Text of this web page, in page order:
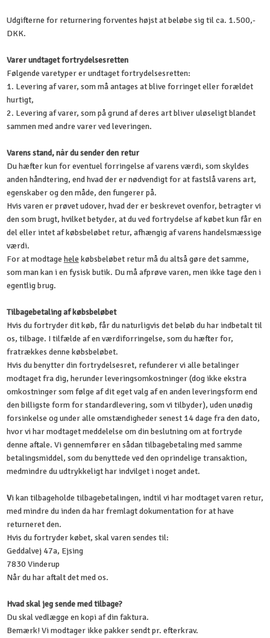
Udgifterne for returnering forventes højst at beløbe sig til ca. 1.500,-
DKK.
Varer undtaget fortrydelsesretten
Følgende varetyper er undtaget fortrydelsesretten:
1. Levering af varer, som må antages at blive forringet eller forældet
hurtigt,
2. Levering af varer, som på grund af deres art bliver uløseligt blandet
sammen med andre varer ved leveringen.
Varens stand, når du sender den retur
Du hæfter kun for eventuel forringelse af varens værdi, som skyldes
anden håndtering, end hvad der er nødvendigt for at fastslå varens art,
egenskaber og den måde, den fungerer på.
Hvis varen er prøvet udover, hvad der er beskrevet ovenfor, betragter vi
den som brugt, hvilket betyder, at du ved fortrydelse af købet kun får en
del eller intet af købsbeløbet retur, afhængig af varens handelsmæssige
værdi.
For at modtage hele købsbeløbet retur må du altså gøre det samme,
som man kan i en fysisk butik. Du må afprøve varen, men ikke tage den i
egentlig brug.
Tilbagebetaling af købsbeløbet
Hvis du fortryder dit køb, får du naturligvis det beløb du har indbetalt til
os, tilbage. I tilfælde af en værdiforringelse, som du hæfter for,
fratrækkes denne købsbeløbet.
Hvis du benytter din fortrydelsesret, refunderer vi alle betalinger
modtaget fra dig, herunder leveringsomkostninger (dog ikke ekstra
omkostninger som følge af dit eget valg af en anden leveringsform end
den billigste form for standardlevering, som vi tilbyder), uden unødig
forsinkelse og under alle omstændigheder senest 14 dage fra den dato,
hvor vi har modtaget meddelelse om din beslutning om at fortryde
denne aftale. Vi gennemfører en sådan tilbagebetaling med samme
betalingsmiddel, som du benyttede ved den oprindelige transaktion,
medmindre du udtrykkeligt har indvilget i noget andet.
Vi kan tilbageholde tilbagebetalingen, indtil vi har modtaget varen retur,
med mindre du inden da har fremlagt dokumentation for at have
returneret den.
Hvis du fortryder købet, skal varen sendes til:
Geddalvej 47a, Ejsing
7830 Vinderup
Når du har aftalt det med os.
Hvad skal jeg sende med tilbage?
Du skal vedlægge en kopi af din faktura.
Bemærk! Vi modtager ikke pakker sendt pr. efterkrav.